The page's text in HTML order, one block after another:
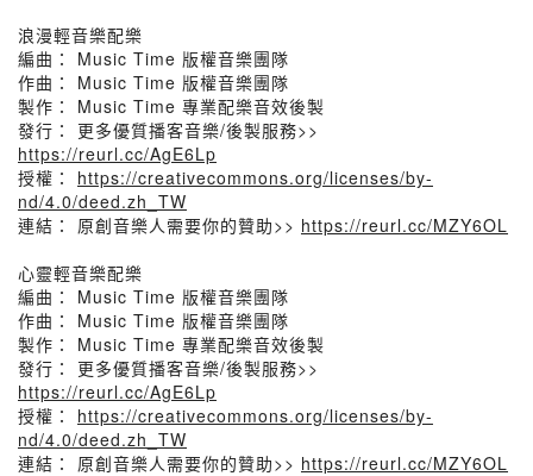
浪漫輕音樂配樂
編曲： Music Time 版權音樂團隊
作曲： Music Time 版權音樂團隊
製作： Music Time 專業配樂音效後製
發行： 更多優質播客音樂/後製服務>>
https://reurl.cc/AgE6Lp
授權： https://creativecommons.org/licenses/by-
nd/4.0/deed.zh_TW
連結： 原創音樂人需要你的贊助>> https://reurl.cc/MZY6OL
心靈輕音樂配樂
編曲： Music Time 版權音樂團隊
作曲： Music Time 版權音樂團隊
製作： Music Time 專業配樂音效後製
發行： 更多優質播客音樂/後製服務>>
https://reurl.cc/AgE6Lp
授權： https://creativecommons.org/licenses/by-
nd/4.0/deed.zh_TW
連結： 原創音樂人需要你的贊助>> https://reurl.cc/MZY6OL